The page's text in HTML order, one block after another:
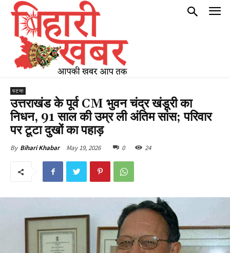
पटना
उत्तराखंड के पूर्व CM भुवन चंद्र खंडूरी का
निधन, 91 साल की उम्र ली अंतिम सांस; परिवार
पर टूटा दुखों का पहाड़
By Bihari Khabar May 19, 2026 0 24